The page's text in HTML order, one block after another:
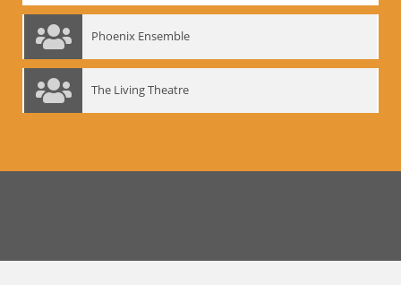
Phoenix Ensemble
The Living Theatre